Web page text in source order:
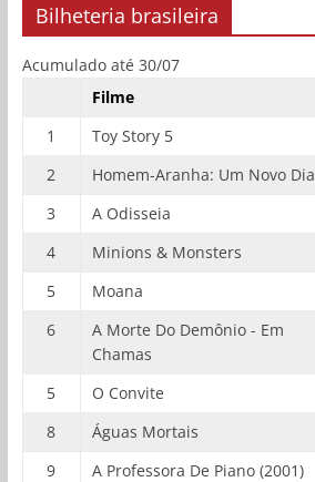
Bilheteria brasileira
Acumulado até 30/07
Filme
1
Toy Story 5
2
Homem-Aranha: Um Novo Dia
3
A Odisseia
4
Minions & Monsters
5
Moana
6
A Morte Do Demônio - Em
Chamas
5 O Convite
8
Águas Mortais
9
A Professora De Piano (2001)